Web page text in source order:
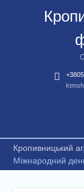
Кропивницький
Міжнародний